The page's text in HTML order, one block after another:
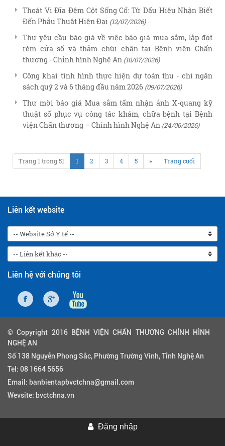
Thoát Vị Đĩa Đệm Cột Sống Cổ: Từ Dấu Hiệu Nhận Biết
Đến Phẫu Thuật Hiện Đại (12/07/2026)
Thư yêu cầu báo giá về việc báo giá mua sắm, lắp đặt
rèm cửa sổ và thảm chùi chân tại Bệnh viện Chấn
thương - Chỉnh hình Nghệ An (10/07/2026)
Công khai tình hình thực hiện dự toán thu - chi ngân
sách quý 2 và 6 tháng đầu năm 2026 (09/07/2026)
Thư mời báo giá Mua sắm tấm nhận ảnh X-quang kỹ
thuật số phục vụ công tác khám, chữa bệnh tại Bệnh
viện Chấn thương – Chỉnh hình Nghệ An (24/06/2026)
Trang 1 trong 51 1 2 3 4 5 » Trang cuối
Liên kết website
Liên hệ với chúng tôi
© Copyright 2016 BỆNH VIỆN CHẤN THƯƠNG CHỈNH HÌNH
NGHỆ AN
Số 138 Nguyễn Phong Sắc, Phường Trường Vinh, Tỉnh Nghệ An
Tel: 08 1664 5656
Email: banbientapbvctchna@gmail.com
Wevsite: bvctchna.vn
Đăng nhập